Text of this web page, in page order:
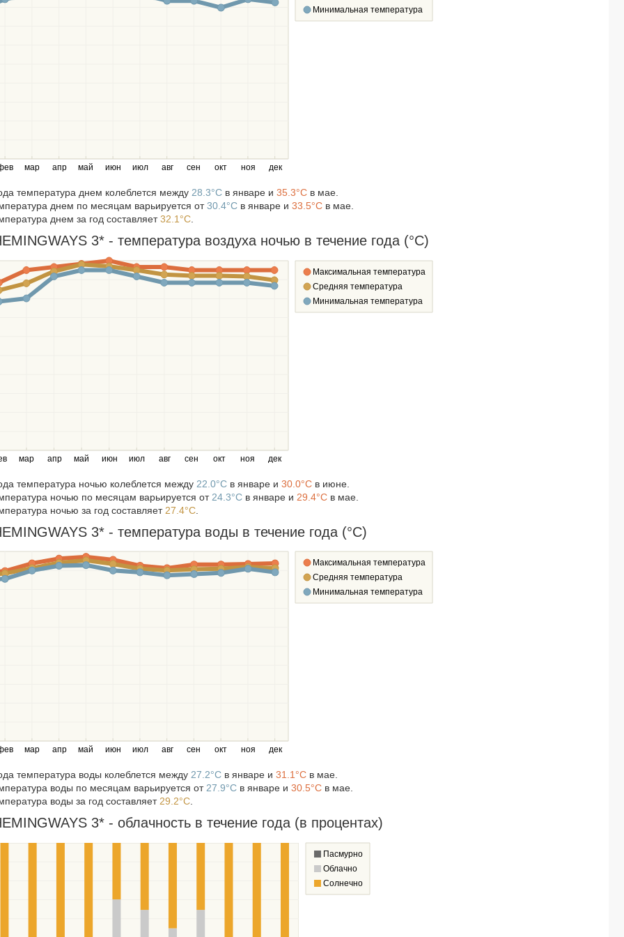
KLONG PRAO RESORT & SPA 3*
CENTARA GRAND AT CENTRAL PLAZA LADPRAO BANGKOK 4*
ASPIRA ESCAPE AO NANG KRABI 4*
BLUE CABIN HOTEL (ex. A-ONE NEW WING HOTEL) 4*
ROYAL CLIFF BEACH TERRACE 5*
WELCOME WORLD BEACHFRONT RESORT 4*
THE SENSES RESORT & POOL VILLAS, PHUKET 4*
ANDAMAN SEASIDE RESORT 3*
HOLIDAY INN RESORT PHUKET KARON BEACH 4*
HEMINGWAYS SILK HOTEL 3*
THE ANDA MANI KHAOLAK BEACHFRONT VILLAS (only adults 10+) 4*
BAAN BOA RESORT 3*
мар апр май июн июл авг сен окт ноя дек
Минимальная температура
температура днем колеблется между 28.3°C в январе и 35.3°C в мае.
днем по месяцам варьируется от30.4°C в январе и 33.5°C в мае.
днем за год составляет32.1°C
3* - температура воздуха ночью в течение года (°C)
мар апр май июн июл авг сен окт ноя дек
Максимальная температура
Средняя температура
Минимальная температура
температура ночью колеблется между 22.0°C в январе и 30.0°C в июне.
ночью по месяцам варьируется от 24.3°C в январе и 29.4°C в мае.
ночью за год составляет 27.4°C
3* - температура воды в течение года (°C)
мар апр май июн июл авг сен окт ноя дек
Максимальная температура
Средняя температура
Минимальная температура
температура воды колеблется между 27.2°C в январе и 31.1°C в мае.
воды по месяцам варьируется от 27.9°C в январе и 30.5°C в мае.
воды за год составляет 29.2°C
3* - облачность в течение года (в процентах)
Пасмурно
Облачно
Солнечно